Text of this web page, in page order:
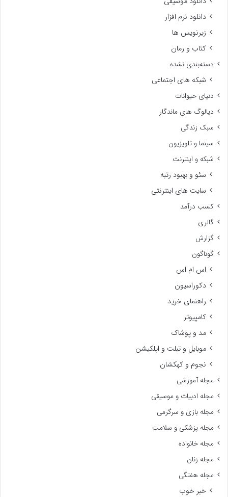
دانلود نرم افزار
زیرنویس ها
کتاب و رمان
دسته‌بندی نشده
شبکه های اجتماعی
دنیای حیوانات
دیالوگ های ماندگار
سبک زندگی
سینما و تلویزیون
شبکه و اینترنت
سئو و بهبود رتبه
سایت های اینترنتی
کسب درآمد
گالری
گزارش
گوناگون
اس ام اس
دکوراسیون
راهنمای خرید
کامپیوتر
مد و پوشاک
موبایل و تبلت و اپلکیشن
نجوم و کهکشان
مجله آموزشی
مجله ادبیات و موسیقی
مجله بازی و سرگرمی
مجله پزشکی و سلامت
مجله خانواده
مجله زنان
مجله هفتگی
خبر خوب